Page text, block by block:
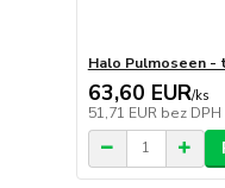
Halo Pulmoseen -
63,60 EUR/ks
51,71 EUR bez DPH